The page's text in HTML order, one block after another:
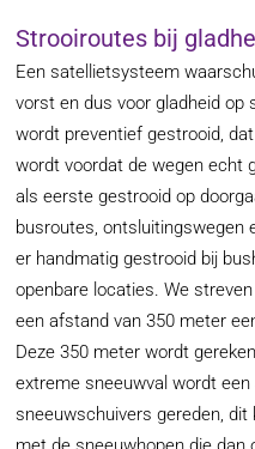
Strooiroutes bij
Een satellietsysteem
vorst en dus voor gladheid op
wordt preventief gestrooid,
wordt voordat de wegen echt
als eerste gestrooid op
busroutes, ontsluitingswegen
er handmatig gestrooid bij
openbare locaties. We
een afstand van 350 meter
Deze 350 meter wordt
extreme sneeuwval wordt
sneeuwschuivers gereden,